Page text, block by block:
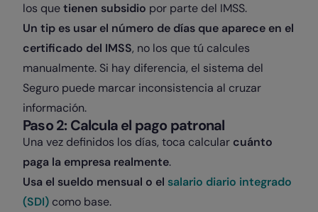
los quetienen subsidio por parte del IMSS.
Un tip es usar el número de días que aparece en el
certificado del IMSS, no los que tú calcules
manualmente. Si hay diferencia, el sistema del
Seguro puede marcar inconsistencia al cruzar
información.
Paso 2: Calcula el pago patronal
Una vez definidos los días, toca calcular cuánto
paga la empresa realmente.
Usa el sueldo mensual o el salario diario integrado
(SDI) como base.